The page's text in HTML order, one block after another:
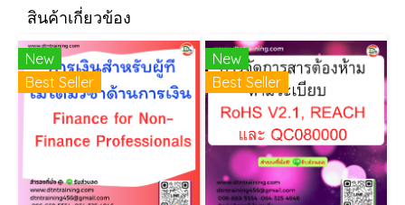
สินค้าเกี่ยวข้อง
New
Best Seller
New
Best Seller